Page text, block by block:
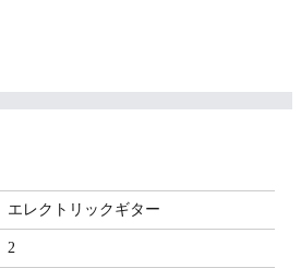
エレクトリックギター
2